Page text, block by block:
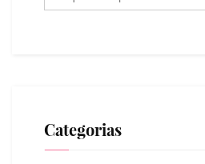
Categorias